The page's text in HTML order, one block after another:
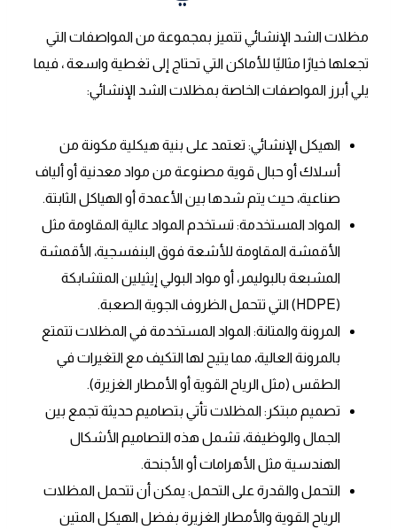
مظلات الشد الإنشائي تتميز بمجموعة من المواصفات التي
تجعلها خيارًا مثاليًا للأماكن التي تحتاج إلى تغطية واسعة ، فيما
يلي أبرز المواصفات الخاصة بمظلات الشد الإنشائي:
الهيكل الإنشائي: تعتمد على بنية هيكلية مكونة من
أسلاك أو حبال قوية مصنوعة من مواد معدنية أو ألياف
صناعية، حيث يتم شدها بين الأعمدة أو الهياكل الثابتة.
المواد المستخدمة: تستخدم المواد عالية المقاومة مثل
الأقمشة المقاومة للأشعة فوق البنفسجية، الأقمشة
المشبعة بالبوليمر، أو مواد البولي إيثيلين المتشابكة
(HDPE) التي تتحمل الظروف الجوية الصعبة.
المرونة والمتانة: المواد المستخدمة في المظلات تتمتع
بالمرونة العالية، مما يتيح لها التكيف مع التغيرات في
الطقس (مثل الرياح القوية أو الأمطار الغزيرة).
تصميم مبتكر: المظلات تأتي بتصاميم حديثة تجمع بين
الجمال والوظيفة، تشمل هذه التصاميم الأشكال
الهندسية مثل الأهرامات أو الأجنحة.
التحمل والقدرة على التحمل: يمكن أن تتحمل المظلات
الرياح القوية والأمطار الغزيرة بفضل الهيكل المتين